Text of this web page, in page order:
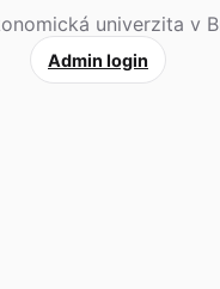
univerzita v
Admin login